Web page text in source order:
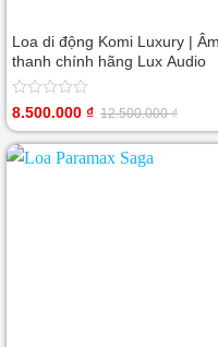
Loa di động Komi Luxury | Âm
thanh chính hãng Lux Audio
Được
hạng
0
12.500.000₫
Giá
gốc
là:
12.500.000 ₫.
8.500.000 ₫
Giá
hiện
tại
là: